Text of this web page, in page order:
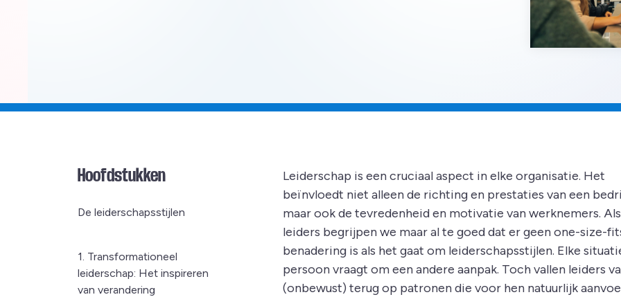
Hoofdstukken
De leiderschapsstijlen
1. Transformationeel
leiderschap: Het inspireren
van verandering
Leiderschap is een cruciaal aspect in elke organisatie. Het
beïnvloedt niet alleen de richting en prestaties van een
maar ook de tevredenheid en motivatie van werknemers. Als
leiders begrijpen we maar al te goed dat er geen one-size-
benadering is als het gaat om leiderschapsstijlen. Elke
persoon vraagt om een andere aanpak. Toch vallen leiders
(onbewust) terug op patronen die voor hen natuurlijk